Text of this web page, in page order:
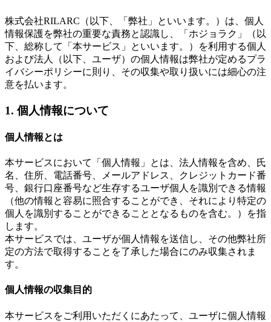
株式会社RILARC（以下、「弊社」といいます。）は、個人
情報保護を弊社の重要な責務と認識し、「ホジョラク」（以
下、総称して「本サービス」といいます。）を利用する個人
および法人（以下、ユーザ）の個人情報は弊社が定めるプラ
イバシーポリシーに則り、その収集や取り扱いには細心の注
意を払います。
1. 個人情報について
個人情報とは
本サービスにおいて「個人情報」とは、法人情報を含め、氏
名、住所、電話番号、メールアドレス、クレジットカード番
号、銀行口座番号など生存するユーザ個人を識別できる情報
（他の情報と容易に照合することができ、それにより特定の
個人を識別することができることとなるものを含む。）を指
します。
本サービスでは、ユーザが個人情報を送信し、その他弊社所
定の方法で取得することを了承した場合にのみ収集されま
す。
個人情報の収集目的
本サービスをご利用いただくにあたって、ユーザに個人情報